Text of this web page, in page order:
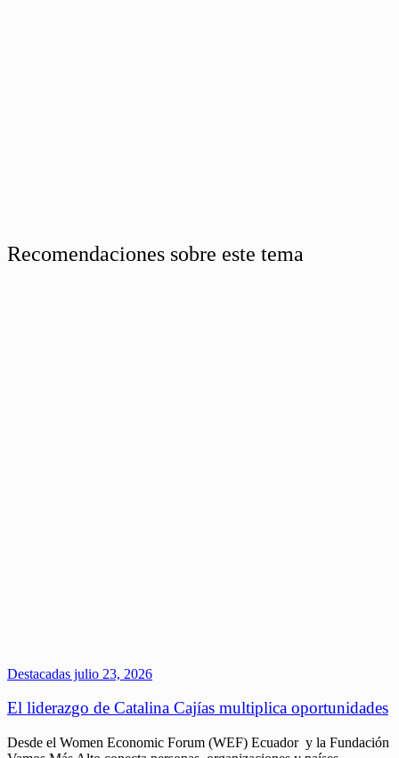
Recomendaciones sobre este tema
Destacadas julio 23, 2026
El liderazgo de Catalina Cajías multiplica oportunidades
Desde el Women Economic Forum (WEF) Ecuador y la Fundación